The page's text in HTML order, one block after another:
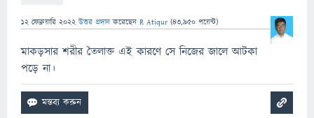
12 ফেব্রুয়ারি 2022 উত্তর প্রদান করেছেন R Atiqur (43,950 পয়েন্ট)
মাকড়সার শরীর তৈলাক্ত এই কারণে সে নিজের জালে আটকা
পড়ে না।